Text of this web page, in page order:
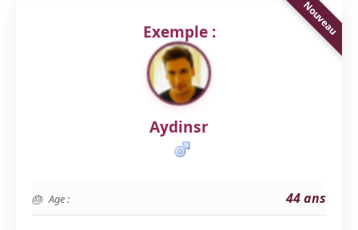
Exemple :
Aydinsr
Age : 44 ans